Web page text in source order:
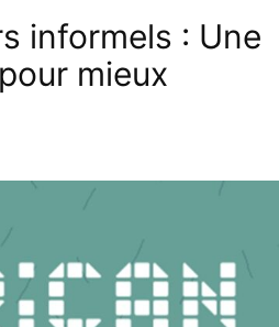
informels : Une
mieux